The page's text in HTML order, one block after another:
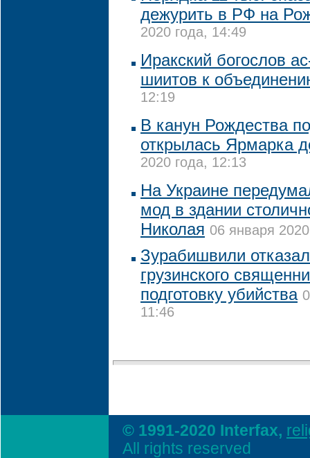
дежурить в РФ на
2020 года, 14:49
Иракский богослов
шиитов к
12:19
В канун Рождества
открылась Ярмарка
2020 года, 12:13
На Украине
мод в здании
Николая 06 января
Зурабишвили
грузинского
подготовку убийства
11:46
© 1991-2020 Interfax,
All rights reserved